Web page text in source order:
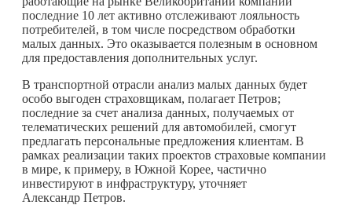
последние 10 лет активно отслеживают лояльность
потребителей, в том числе посредством обработки
малых данных. Это оказывается полезным в основном
для предоставления дополнительных услуг.
В транспортной отрасли анализ малых данных будет
особо выгоден страховщикам, полагает Петров;
последние за счет анализа данных, получаемых от
телематических решений для автомобилей, смогут
предлагать персональные предложения клиентам. В
рамках реализации таких проектов страховые компании
в мире, к примеру, в Южной Корее, частично
инвестируют в инфраструктуру, уточняет
Александр Петров.